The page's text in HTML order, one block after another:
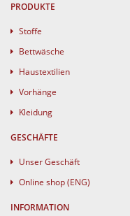
PRODUKTE
Stoffe
Bettwäsche
Haustextilien
Vorhänge
Kleidung
GESCHÄFTE
Unser Geschäft
Online shop (ENG)
INFORMATION